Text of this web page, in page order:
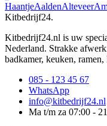
HaantjeAaldenAlteveer
Kitbedrijf24.
Kitbedrijf24.nl is uw
Nederland. Strakke
badkamer, keuken,
085 - 123 45 67
WhatsApp
info@kitbedrijf24.nl
Ma t/m za 07:00 -